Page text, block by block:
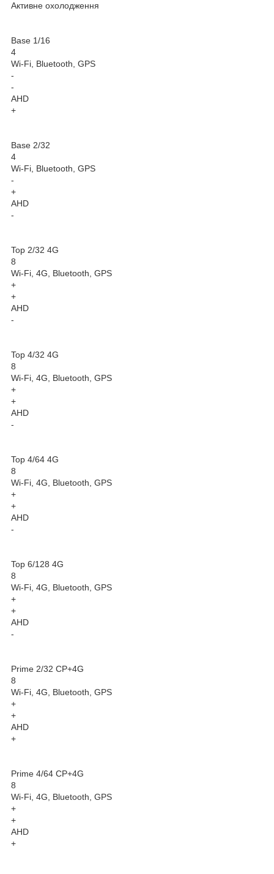
Активне охолодження
Base 1/16
4
Wi-Fi, Bluetooth, GPS
-
-
AHD
+
Base 2/32
4
Wi-Fi, Bluetooth, GPS
-
+
AHD
-
Top 2/32 4G
8
Wi-Fi, 4G, Bluetooth, GPS
+
+
AHD
-
Top 4/32 4G
8
Wi-Fi, 4G, Bluetooth, GPS
+
+
AHD
-
Top 4/64 4G
8
Wi-Fi, 4G, Bluetooth, GPS
+
+
AHD
-
Top 6/128 4G
8
Wi-Fi, 4G, Bluetooth, GPS
+
+
AHD
-
Prime 2/32 CP+4G
8
Wi-Fi, 4G, Bluetooth, GPS
+
+
AHD
+
Prime 4/64 CP+4G
8
Wi-Fi, 4G, Bluetooth, GPS
+
+
AHD
+